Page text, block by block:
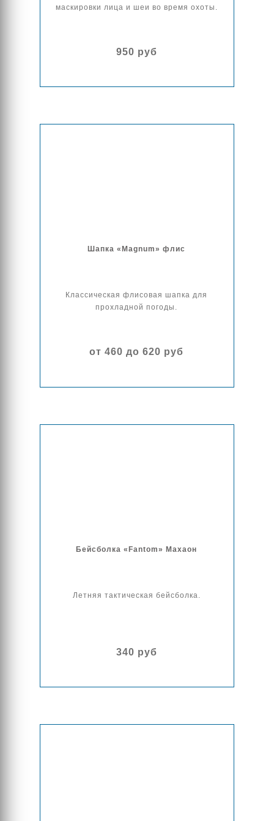
маскировки лица и шеи во время охоты.
950 руб
Шапка «Magnum» флис
Классическая флисовая шапка для
прохладной погоды.
от 460 до 620 руб
Бейсболка «Fantom» Махаон
Летняя тактическая бейсболка.
340 руб